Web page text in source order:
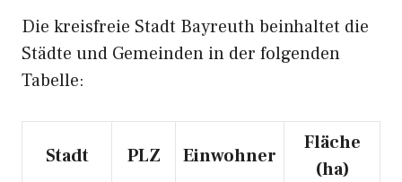
Die kreisfreie Stadt Bayreuth beinhaltet die
Städte und Gemeinden in der folgenden
Tabelle:
Stadt PLZ Einwohner
Fläche
(ha)